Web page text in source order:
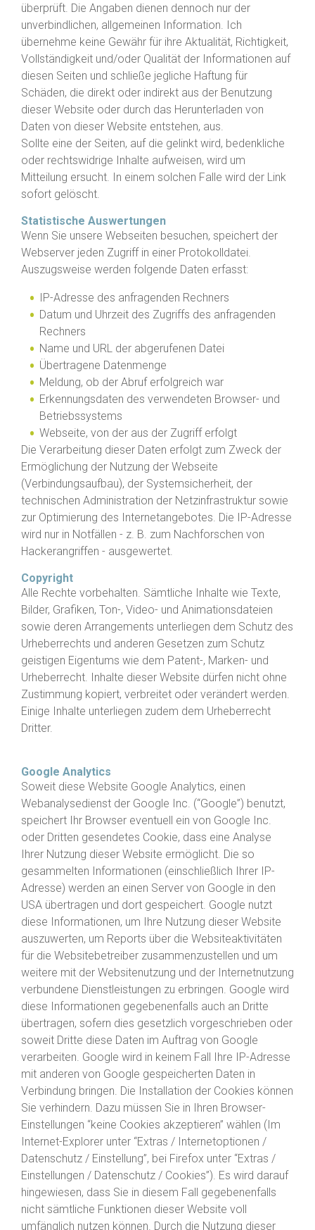
überprüft. Die Angaben dienen dennoch nur der
unverbindlichen, allgemeinen Information. Ich
übernehme keine Gewähr für ihre Aktualität, Richtigkeit,
Vollständigkeit und/oder Qualität der Informationen auf
diesen Seiten und schließe jegliche Haftung für
Schäden, die direkt oder indirekt aus der Benutzung
dieser Website oder durch das Herunterladen von
Daten von dieser Website entstehen, aus.
Sollte eine der Seiten, auf die gelinkt wird, bedenkliche
oder rechtswidrige Inhalte aufweisen, wird um
Mitteilung ersucht. In einem solchen Falle wird der Link
sofort gelöscht.
Statistische Auswertungen
Wenn Sie unsere Webseiten besuchen, speichert der
Webserver jeden Zugriff in einer Protokolldatei.
Auszugsweise werden folgende Daten erfasst:
IP-Adresse des anfragenden Rechners
Datum und Uhrzeit des Zugriffs des anfragenden
Rechners
Name und URL der abgerufenen Datei
Übertragene Datenmenge
Meldung, ob der Abruf erfolgreich war
Erkennungsdaten des verwendeten Browser- und
Betriebssystems
Webseite, von der aus der Zugriff erfolgt
Die Verarbeitung dieser Daten erfolgt zum Zweck der
Ermöglichung der Nutzung der Webseite
(Verbindungsaufbau), der Systemsicherheit, der
technischen Administration der Netzinfrastruktur sowie
zur Optimierung des Internetangebotes. Die IP-Adresse
wird nur in Notfällen - z. B. zum Nachforschen von
Hackerangriffen - ausgewertet.
Copyright
Alle Rechte vorbehalten. Sämtliche Inhalte wie Texte,
Bilder, Grafiken, Ton-, Video- und Animationsdateien
sowie deren Arrangements unterliegen dem Schutz des
Urheberrechts und anderen Gesetzen zum Schutz
geistigen Eigentums wie dem Patent-, Marken- und
Urheberrecht. Inhalte dieser Website dürfen nicht ohne
Zustimmung kopiert, verbreitet oder verändert werden.
Einige Inhalte unterliegen zudem dem Urheberrecht
Dritter.
Google Analytics
Soweit diese Website Google Analytics, einen
Webanalysedienst der Google Inc. (“Google”) benutzt,
speichert Ihr Browser eventuell ein von Google Inc.
oder Dritten gesendetes Cookie, dass eine Analyse
Ihrer Nutzung dieser Website ermöglicht. Die so
gesammelten Informationen (einschließlich Ihrer IP-
Adresse) werden an einen Server von Google in den
USA übertragen und dort gespeichert. Google nutzt
diese Informationen, um Ihre Nutzung dieser Website
auszuwerten, um Reports über die Websiteaktivitäten
für die Websitebetreiber zusammenzustellen und um
weitere mit der Websitenutzung und der Internetnutzung
verbundene Dienstleistungen zu erbringen. Google wird
diese Informationen gegebenenfalls auch an Dritte
übertragen, sofern dies gesetzlich vorgeschrieben oder
soweit Dritte diese Daten im Auftrag von Google
verarbeiten. Google wird in keinem Fall Ihre IP-Adresse
mit anderen von Google gespeicherten Daten in
Verbindung bringen. Die Installation der Cookies können
Sie verhindern. Dazu müssen Sie in Ihren Browser-
Einstellungen “keine Cookies akzeptieren” wählen (Im
Internet-Explorer unter “Extras / Internetoptionen /
Datenschutz / Einstellung”, bei Firefox unter “Extras /
Einstellungen / Datenschutz / Cookies”). Es wird darauf
hingewiesen, dass Sie in diesem Fall gegebenenfalls
nicht sämtliche Funktionen dieser Website voll
umfänglich nutzen können. Durch die Nutzung dieser